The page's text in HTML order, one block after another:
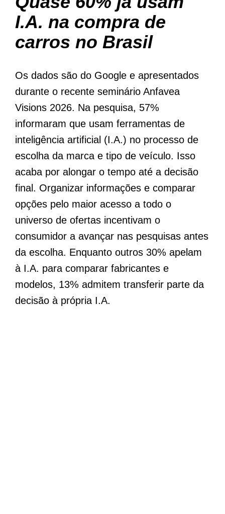
I.A. na compra de
carros no Brasil
Os dados são do Google e apresentados
durante o recente seminário Anfavea
Visions 2026. Na pesquisa, 57%
informaram que usam ferramentas de
inteligência artificial (I.A.) no processo de
escolha da marca e tipo de veículo. Isso
acaba por alongar o tempo até a decisão
final. Organizar informações e comparar
opções pelo maior acesso a todo o
universo de ofertas incentivam o
consumidor a avançar nas pesquisas antes
da escolha. Enquanto outros 30% apelam
à I.A. para comparar fabricantes e
modelos, 13% admitem transferir parte da
decisão à própria I.A.